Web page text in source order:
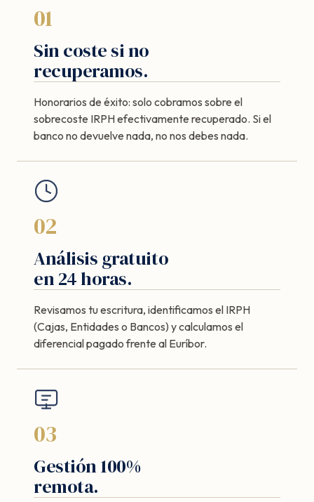
01
Sin coste si no
recuperamos.
Honorarios de éxito: solo cobramos sobre el
sobrecoste IRPH efectivamente recuperado. Si el
banco no devuelve nada, no nos debes nada.
02
Análisis gratuito
en 24 horas.
Revisamos tu escritura, identificamos el IRPH
(Cajas, Entidades o Bancos) y calculamos el
diferencial pagado frente al Euríbor.
03
Gestión 100%
remota.